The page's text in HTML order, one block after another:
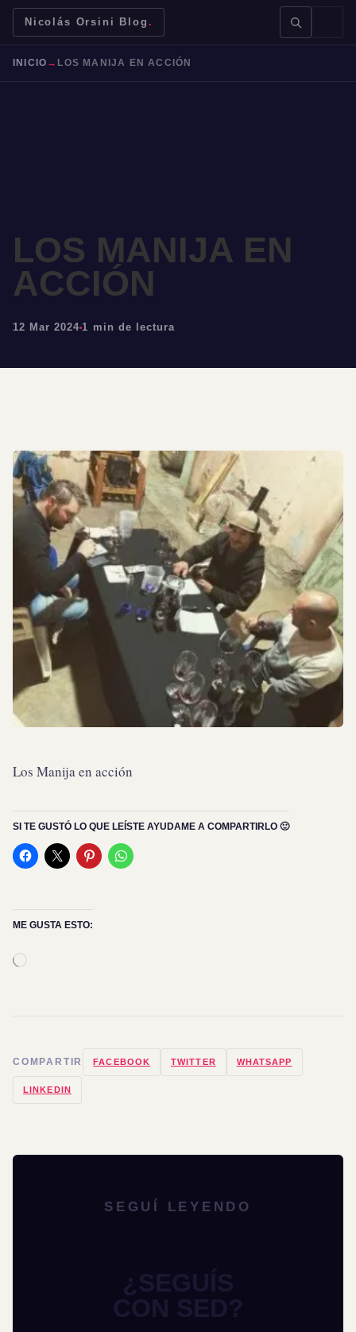
Nicolás Orsini Blog .
Mendoza Malbec Bodegas Jujuy
INICIO → LOS MANIJA EN ACCIÓN
LOS MANIJA EN
ACCIÓN
12 Mar 2024 1 min de lectura
Los Manija en acción
SI TE GUSTÓ LO QUE LEÍSTE AYUDAME A COMPARTIRLO 🙂
ME GUSTA ESTO:
COMPARTIR FACEBOOK TWITTER WHATSAPP
LINKEDIN
SEGUÍ LEYENDO
¿SEGUÍS
CON SED?